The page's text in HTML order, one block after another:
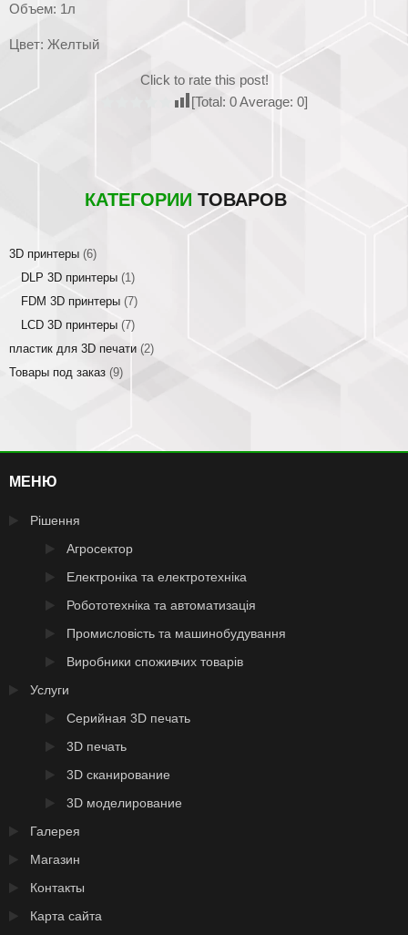
Объем: 1л
Цвет: Желтый
Click to rate this post!
[Total: 0Average: 0]
КАТЕГОРИИ ТОВАРОВ
3D принтеры (6)
DLP 3D принтеры (1)
FDM 3D принтеры (7)
LCD 3D принтеры (7)
пластик для 3D печати (2)
Товары под заказ (9)
МЕНЮ
Рішення
Агросектор
Електроніка та електротехніка
Робототехніка та автоматизація
Промисловість та машинобудування
Виробники споживчих товарів
Услуги
Серийная 3D печать
3D печать
3D сканирование
3D моделирование
Галерея
Магазин
Контакты
Карта сайта